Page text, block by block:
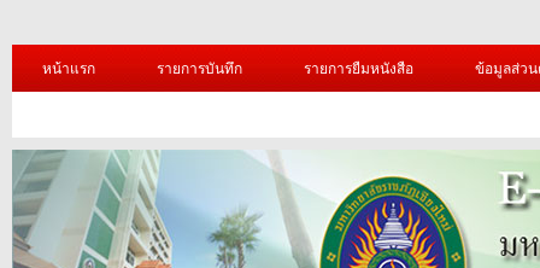
หน้าแรก รายการบันทึก รายการยืมหนังสือ ข้อมูลส่ว